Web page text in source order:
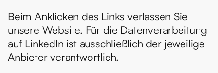
Beim Anklicken des Links verlassen Sie
unsere Website. Für die Datenverarbeitung
auf LinkedIn ist ausschließlich der jeweilige
Anbieter verantwortlich.